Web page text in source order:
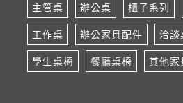
主管桌 辦公桌 櫃子系列
工作桌 辦公家具配件 洽談
學生桌椅 餐廳桌椅 其他家